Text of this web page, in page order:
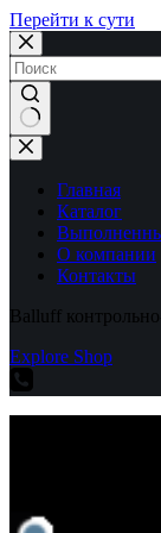
Перейти к сути
Ничего
не
найденоГлавная
Каталог
О компании
Контакты
Balluff
Explore Shop